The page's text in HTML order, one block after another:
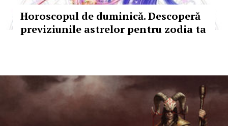
Horoscopul de duminică. Descoperă
previziunile astrelor pentru zodia ta